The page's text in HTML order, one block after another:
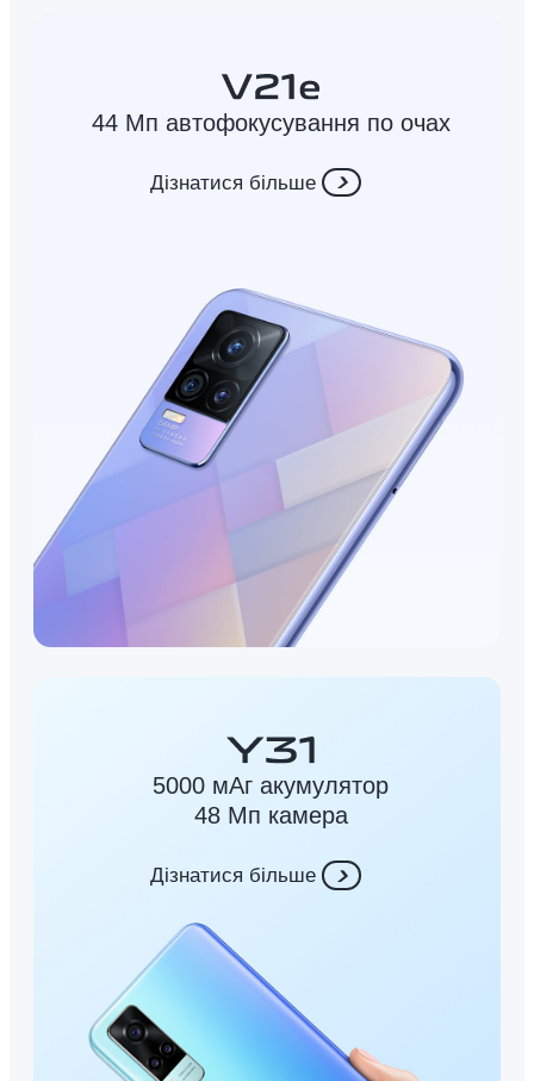
44 Мп автофокусування по очах
Дізнатися більше
5000 мАг акумулятор
48 Мп камера
Дізнатися більше